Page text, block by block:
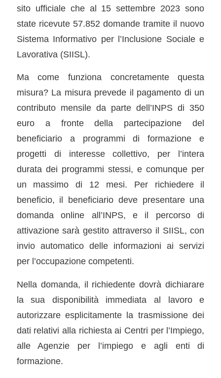
sito ufficiale che al 15 settembre 2023 sono
state ricevute 57.852 domande tramite il nuovo
Sistema Informativo per l’Inclusione Sociale e
Lavorativa (SIISL).
Ma come funziona concretamente questa
misura? La misura prevede il pagamento di un
contributo mensile da parte dell’INPS di 350
euro a fronte della partecipazione del
beneficiario a programmi di formazione e
progetti di interesse collettivo, per l’intera
durata dei programmi stessi, e comunque per
un massimo di 12 mesi. Per richiedere il
beneficio, il beneficiario deve presentare una
domanda online all’INPS, e il percorso di
attivazione sarà gestito attraverso il SIISL, con
invio automatico delle informazioni ai servizi
per l’occupazione competenti.
Nella domanda, il richiedente dovrà dichiarare
la sua disponibilità immediata al lavoro e
autorizzare esplicitamente la trasmissione dei
dati relativi alla richiesta ai Centri per l’Impiego,
alle Agenzie per l’impiego e agli enti di
formazione.